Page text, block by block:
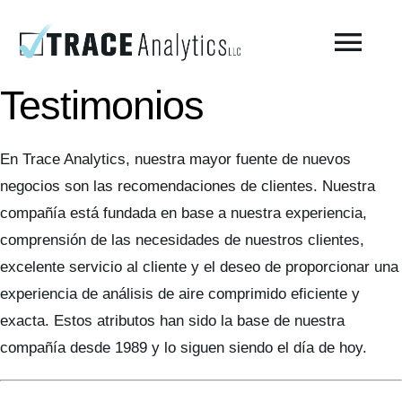
About
Manufacturing Air
Environmental
AirCheck Academy
Testimonios
En Trace Analytics, nuestra mayor fuente de nuevos
negocios son las recomendaciones de clientes. Nuestra
compañía está fundada en base a nuestra experiencia,
comprensión de las necesidades de nuestros clientes,
excelente servicio al cliente y el deseo de proporcionar una
experiencia de análisis de aire comprimido eficiente y
exacta. Estos atributos han sido la base de nuestra
compañía desde 1989 y lo siguen siendo el día de hoy.